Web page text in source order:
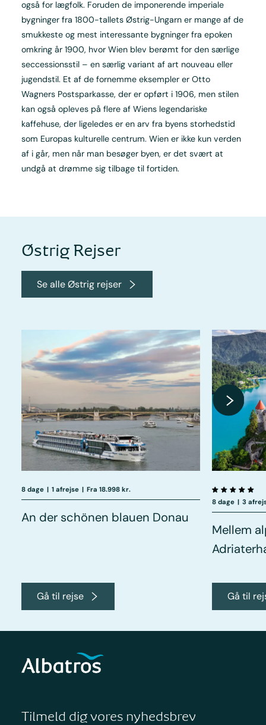
også for lægfolk. Foruden de imponerende imperiale
bygninger fra 1800-tallets Østrig-Ungarn er mange af de
smukkeste og mest interessante bygninger fra epoken
omkring år 1900, hvor Wien blev berømt for den særlige
seccessionsstil – en særlig variant af art nouveau eller
jugendstil. Et af de fornemme eksempler er Otto
Wagners Postsparkasse, der er opført i 1906, men stilen
kan også opleves på flere af Wiens legendariske
kaffehuse, der ligeledes er en arv fra byens storhedstid
som Europas kulturelle centrum. Wien er ikke kun verden
af i går, men når man besøger byen, er det svært at
undgå at drømme sig tilbage til fortiden.
Østrig Rejser
Se alle Østrig rejser
8 dage | 1 afrejse | Fra 18.998 kr.
An der schönen blauen Donau
Gå til rejse
8 dage | 3
Mellem
Gå til
Tilmeld dig vores nyhedsbrev